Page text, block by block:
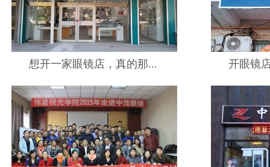
想开一家眼镜店，真的那... 开眼镜